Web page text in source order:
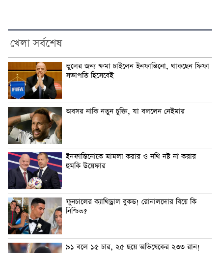
খেলা সর্বশেষ
ভুলের জন্য ক্ষমা চাইলেন ইনফান্তিনো, থাকছেন ফিফা
সভাপতি হিসেবেই
অবসর নাকি নতুন চুক্তি, যা বললেন নেইমার
ইনফান্তিনোকে মামলা করার ও নথি নষ্ট না করার
হুমকি উয়েফার
ফুনচালের ক্যাথিড্রাল বুকড! রোনালদোর বিয়ে কি
নিশ্চিত?
৯১ বলে ১৫ চার, ২৫ ছয়ে অভিষেকের ২৩৩ রান!